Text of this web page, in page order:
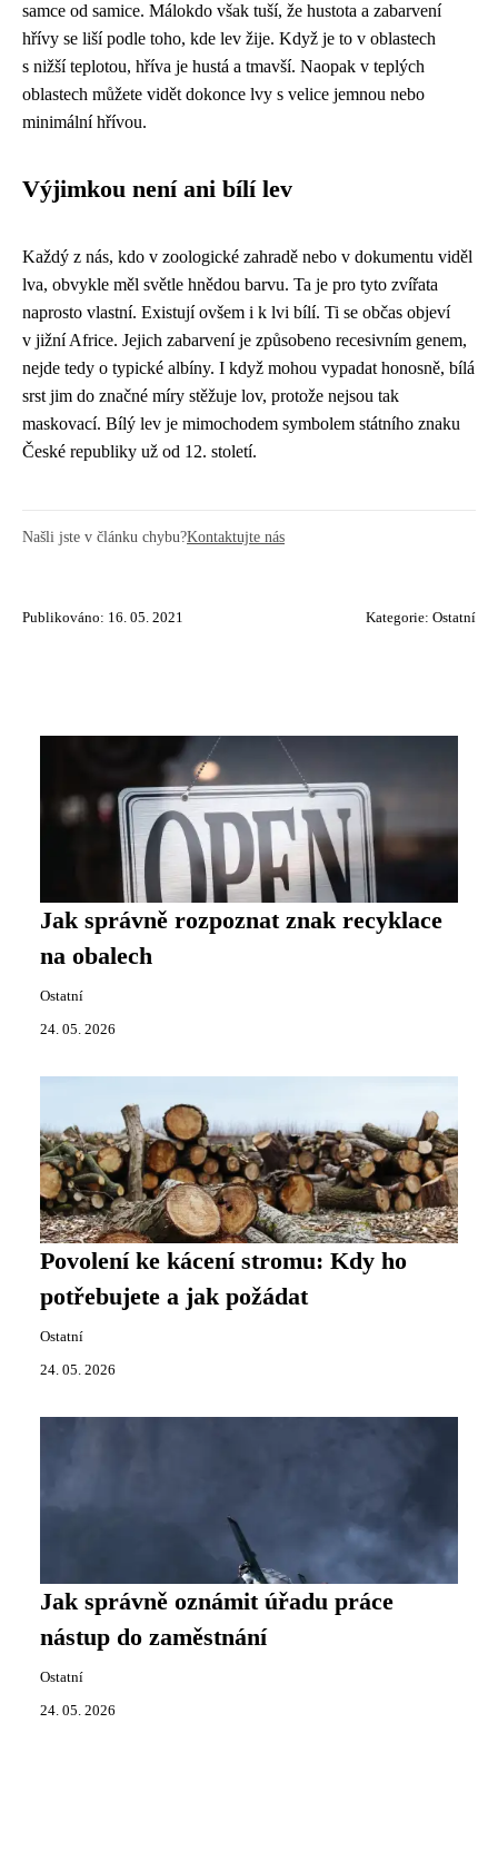
samce od samice. Málokdo však tuší, že hustota a zabarvení
hřívy se liší podle toho, kde lev žije. Když je to v oblastech
s nižší teplotou, hříva je hustá a tmavší. Naopak v teplých
oblastech můžete vidět dokonce lvy s velice jemnou nebo
minimální hřívou.
Výjimkou není ani bílí lev
Každý z nás, kdo v zoologické zahradě nebo v dokumentu viděl
lva, obvykle měl světle hnědou barvu. Ta je pro tyto zvířata
naprosto vlastní. Existují ovšem i k lvi bílí. Ti se občas objeví
v jižní Africe. Jejich zabarvení je způsobeno recesivním genem,
nejde tedy o typické albíny. I když mohou vypadat honosně, bílá
srst jim do značné míry stěžuje lov, protože nejsou tak
maskovací. Bílý lev je mimochodem symbolem státního znaku
České republiky už od 12. století.
Našli jste v článku chybu?Kontaktujte nás
Publikováno: 16. 05. 2021 Kategorie: Ostatní
Jak správně rozpoznat znak recyklace
na obalech
Ostatní
24. 05. 2026
Povolení ke kácení stromu: Kdy ho
potřebujete a jak požádat
Ostatní
24. 05. 2026
Jak správně oznámit úřadu práce
nástup do zaměstnání
Ostatní
24. 05. 2026